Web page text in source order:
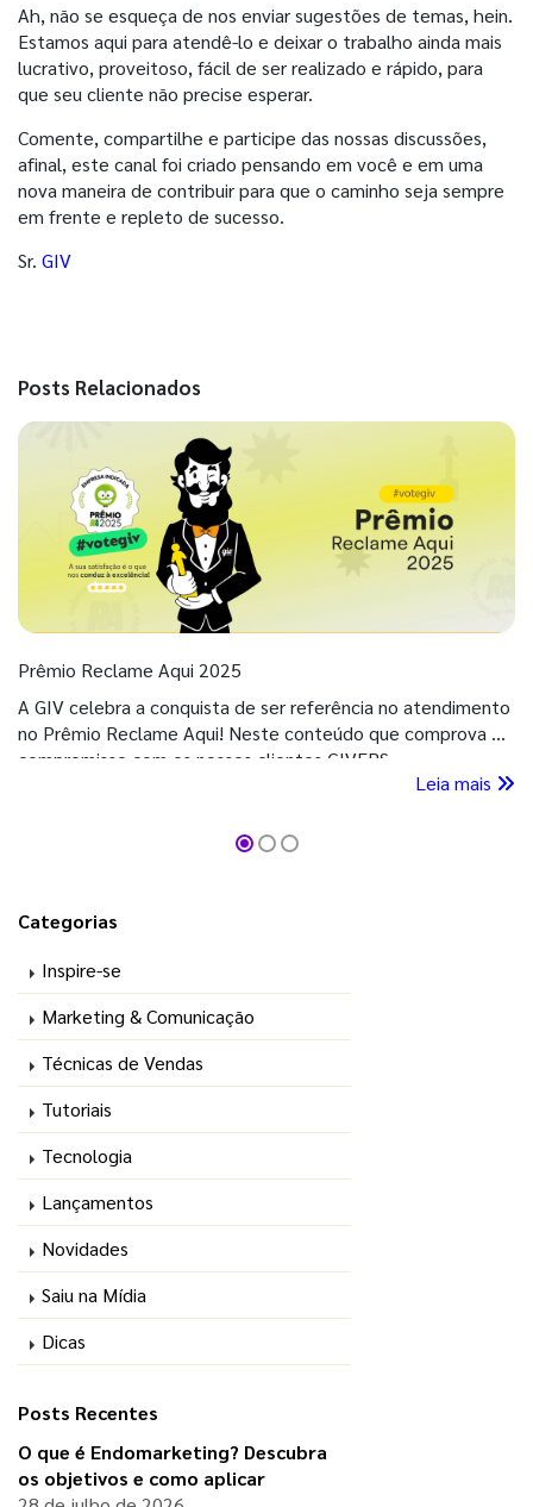
Ah, não se esqueça de nos enviar sugestões de temas, hein.
Estamos aqui para atendê-lo e deixar o trabalho ainda mais
lucrativo, proveitoso, fácil de ser realizado e rápido, para
que seu cliente não precise esperar.
Comente, compartilhe e participe das nossas discussões,
afinal, este canal foi criado pensando em você e em uma
nova maneira de contribuir para que o caminho seja sempre
em frente e repleto de sucesso.
Sr. GIV
Posts Relacionados
Prêmio Reclame Aqui 2025
A GIV celebra a conquista de ser referência no atendimento
no Prêmio Reclame Aqui! Neste conteúdo que comprova o
compromisso com os nossos clientes GIVERS.
Leia mais
Categorias
Inspire-se
Marketing & Comunicação
Técnicas de Vendas
Tutoriais
Tecnologia
Lançamentos
Novidades
Saiu na Mídia
Dicas
Posts Recentes
O que é Endomarketing? Descubra
os objetivos e como aplicar